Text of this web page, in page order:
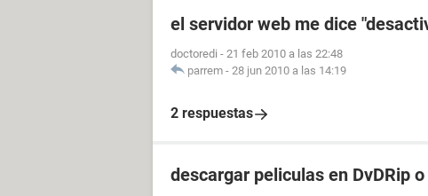
el servidor web me dice
doctoredi - 21 feb 2010 a las 22:48
parrem - 28 jun 2010 a las 14:19
2 respuestas
descargar peliculas en DvDRip